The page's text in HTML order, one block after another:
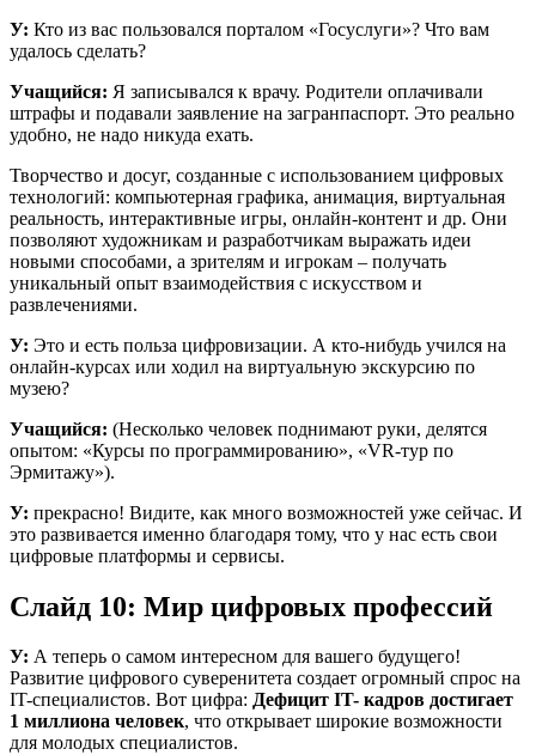
У: Кто из вас пользовался порталом «Госуслуги»? Что вам
удалось сделать?
Учащийся: Я записывался к врачу. Родители оплачивали
штрафы и подавали заявление на загранпаспорт. Это реально
удобно, не надо никуда ехать.
Творчество и досуг, созданные с использованием цифровых
технологий: компьютерная графика, анимация, виртуальная
реальность, интерактивные игры, онлайн-контент и др. Они
позволяют художникам и разработчикам выражать идеи
новыми способами, а зрителям и игрокам – получать
уникальный опыт взаимодействия с искусством и
развлечениями.
У: Это и есть польза цифровизации. А кто-нибудь учился на
онлайн-курсах или ходил на виртуальную экскурсию по
музею?
Учащийся: (Несколько человек поднимают руки, делятся
опытом: «Курсы по программированию», «VR-тур по
Эрмитажу»).
У: прекрасно! Видите, как много возможностей уже сейчас. И
это развивается именно благодаря тому, что у нас есть свои
цифровые платформы и сервисы.
Слайд 10: Мир цифровых профессий
У: А теперь о самом интересном для вашего будущего!
Развитие цифрового суверенитета создает огромный спрос на
IT-специалистов. Вот цифра: Дефицит IT- кадров достигает
1 миллиона человек, что открывает широкие возможности
для молодых специалистов.